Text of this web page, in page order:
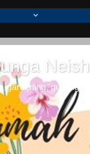
gardening, guiding